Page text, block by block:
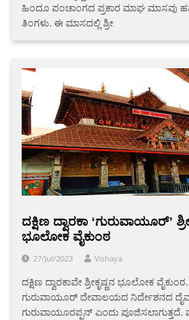
ಹಿಂದೂ ಪಂಚಾಂಗದ ಪ್ರಕಾರ ಮಾಘ ಮಾಸವು
ತಿಂಗಳು. ಈ ಮಾಸದಲ್ಲಿ ಶ್ರೀ
ದಕ್ಷಿಣ ದ್ವಾರಕಾ ‘ಗುರುವಾಯೂರ್’
ಭೂಲೋಕ ವೈಕುಂಠ
27/Jul/2023 Vishaya
ದಕ್ಷಿಣ ದ್ವಾರಕಾವೇ ಶ್ರೀಕೃಷ್ಣನ ಭೂಲೋಕ
ಗುರುವಾಯೂರ್ ದೇವಾಲಯದ ನಿರ್ದೇಶನದ
ಗುರುವಾಯೂರಪ್ಪನ್ ಎಂದು ಪೂಜಿಸಲಾಗುತ್ತದೆ.